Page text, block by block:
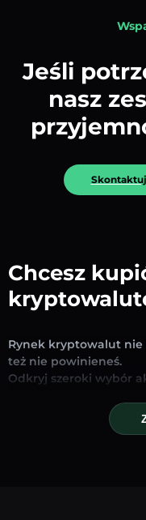
Jeśli
nasz
Chcesz
Rynek kryptowalut nie
też nie powinieneś.
Odkryj szeroki wybór
tego, czy szukasz
altcoinów czy nowych